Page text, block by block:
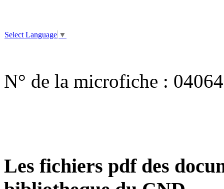
Select Language ▼
N° de la microfiche :
Les fichiers pdf des